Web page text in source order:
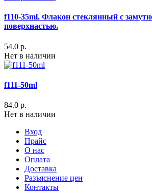
f110-35ml. Флакон стеклянный с
поверхнастью.
54.0 р.
Нет в наличии
f111-50ml
84.0 р.
Нет в наличии
Вход
Прайс
О нас
Оплата
Доставка
Разъяснение цен
Контакты